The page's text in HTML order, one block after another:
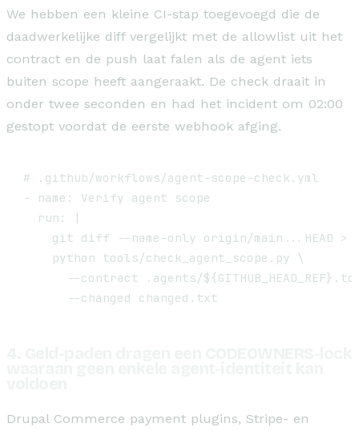
We hebben een kleine CI-stap toegevoegd die de
daadwerkelijke diff vergelijkt met de allowlist uit het
contract en de push laat falen als de agent iets
buiten scope heeft aangeraakt. De check draait in
onder twee seconden en had het incident om 02:00
gestopt voordat de eerste webhook afging.
# .github/workflows/agent-scope-check.yml
- name: Verify agent scope
  run: |
git diff --name-only origin/main...HEAD >
    python tools/check_agent_scope.py \
--contract .agents/
      --changed changed.txt
Drupal Commerce payment plugins, Stripe- en